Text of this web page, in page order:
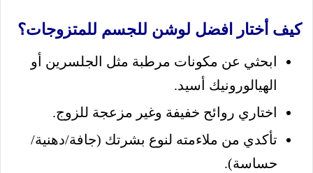
كيف أختار افضل لوشن للجسم للمتزوجات؟
ابحثي عن مكونات مرطبة مثل الجلسرين أو
الهيالورونيك أسيد.
اختاري روائح خفيفة وغير مزعجة للزوج.
تأكدي من ملاءمته لنوع بشرتك (جافة/دهنية/
حساسة).